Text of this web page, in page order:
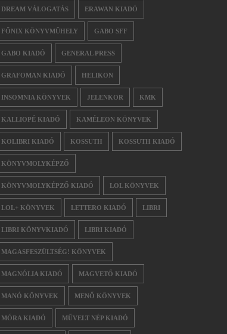
DREAM VÁLOGATÁS ERAWAN KIADÓ
FŐNIX KÖNYVMŰHELY GABO SFF
GABO KIADÓ GENERAL PRESS
GRAFOMAN KIADÓ HELIKON
INSOMNIA KÖNYVEK JELENKOR KMK
KALLIOPÉ KIADÓ KAMÉLEON KÖNYVEK
KOLIBRI KIADÓ KOSSUTH KOSSUTH KIADÓ
KÖNYVMOLYKÉPZŐ
KÖNYVMOLYKÉPZŐ KIADÓ LOL KÖNYVEK
LOL+ KÖNYVEK LETTERO KIADÓ LIBRI
LIBRI KÖNYVKIADÓ LIBRI KIADÓ
MAGASFESZÜLTSÉG! KÖNYVEK
MAGNÓLIA KIADÓ MAGVETŐ KIADÓ
MANÓ KÖNYVEK MENŐ KÖNYVEK
MÓRA KIADÓ MŰVELT NÉP KIADÓ